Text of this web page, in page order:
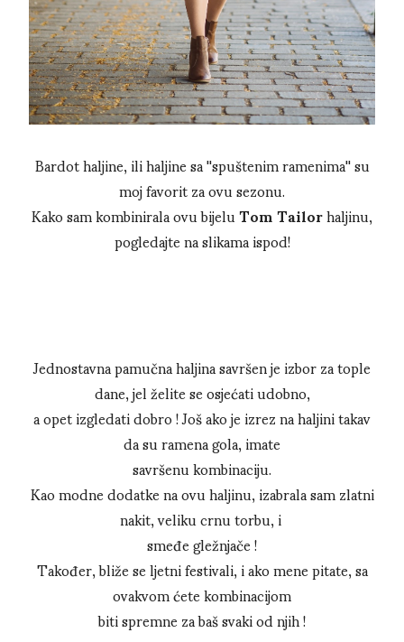
Bardot haljine, ili haljine sa ''spuštenim ramenima'' su
moj favorit za ovu sezonu.
Kako sam kombinirala ovu bijeluTom Tailorhaljinu,
pogledajte na slikama ispod!
Jednostavna pamučna haljina savršen je izbor za tople
dane, jel želite se osjećati udobno,
a opet izgledati dobro ! Još ako je izrez na haljini takav
da su ramena gola, imate
savršenu kombinaciju.
Kao modne dodatke na ovu haljinu, izabrala sam zlatni
nakit, veliku crnu torbu, i
smeđe gležnjače !
Također, bliže se ljetni festivali, i ako mene pitate, sa
ovakvom ćete kombinacijom
biti spremne za baš svaki od njih !